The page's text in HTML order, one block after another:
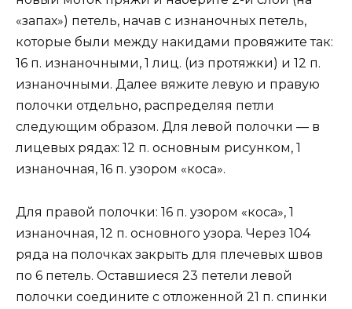
«запах») петель, начав с изнаночных петель,
которые были между накидами провяжите так:
16 п. изнаночными, 1 лиц. (из протяжки) и 12 п.
изнаночными. Далее вяжите левую и правую
полочки отдельно, распределяя петли
следующим образом. Для левой полочки — в
лицевых рядах: 12 п. основным рисунком, 1
изнаночная, 16 п. узором «коса».
Для правой полочки: 16 п. узором «коса», 1
изнаночная, 12 п. основного узора. Через 104
ряда на полочках закрыть для плечевых швов
по 6 петель. Оставшиеся 23 петели левой
полочки соедините с отложенной 21 п. спинки